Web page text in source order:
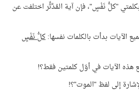
"كلُّ نَفْسٍ"، فإن آية المُدَّثِّر اختلفت عن
الآيات بدأت بالكلمات نفسها:كلُّ نَفْسٍ
هذه الآيات في أوّل كلمتين فقط؟!
إلى لفظ "الموت"؟!